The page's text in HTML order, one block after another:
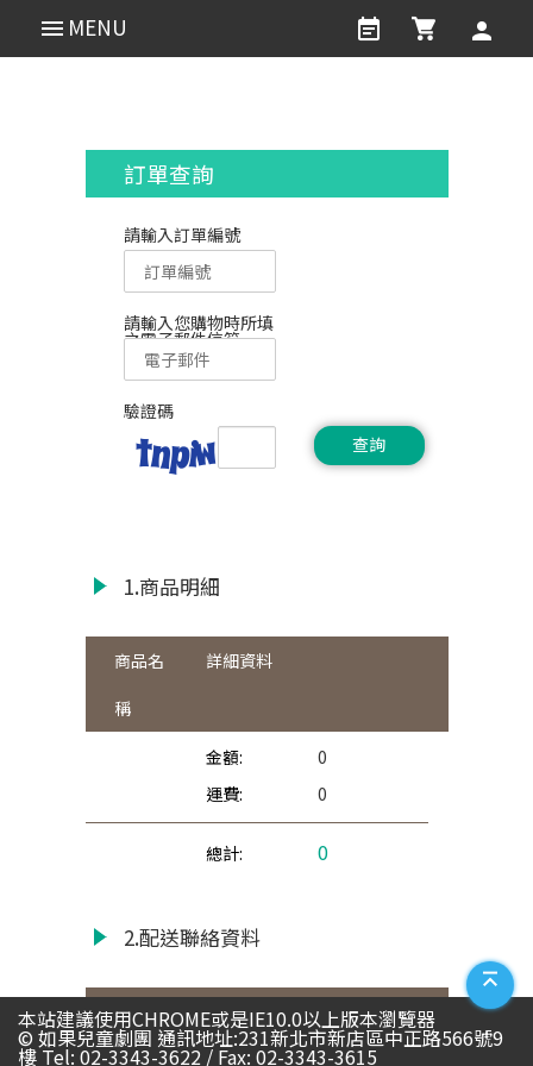
購物車 Shopping Cart
訂單查詢
請輸入訂單編號
請輸入您購物時所填
之電子郵件信箱
驗證碼
查詢
1.商品明細
商品名
稱
0
0
0
2.配送聯絡資料
訂購人資訊
本站建議使用CHROME或是IE10.0以上版本瀏覽器
© 如果兒童劇團 通訊地址:231新北市新店區中正路566號9
樓 Tel: 02-3343-3622 / Fax: 02-3343-3615
MENU